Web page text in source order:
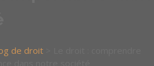
de droit